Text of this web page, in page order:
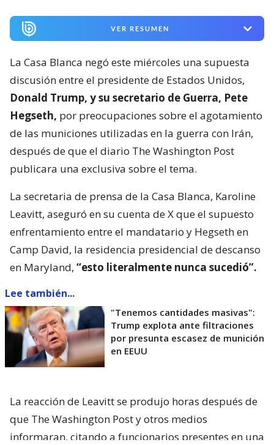
VER RESUMEN
La Casa Blanca negó este miércoles una supuesta
discusión entre el presidente de Estados Unidos,
Donald Trump, y su secretario de Guerra, Pete
Hegseth, por preocupaciones sobre el agotamiento
de las municiones utilizadas en la guerra con Irán,
después de que el diario The Washington Post
publicara una exclusiva sobre el tema.
La secretaria de prensa de la Casa Blanca, Karoline
Leavitt, aseguró en su cuenta de X que el supuesto
enfrentamiento entre el mandatario y Hegseth en
Camp David, la residencia presidencial de descanso
en Maryland, “esto literalmente nunca sucedió”.
Lee también...
"Tenemos cantidades masivas":
Trump explota ante filtraciones
por presunta escasez de munición
en EEUU
La reacción de Leavitt se produjo horas después de
que The Washington Post y otros medios
informaran, citando a funcionarios presentes en una